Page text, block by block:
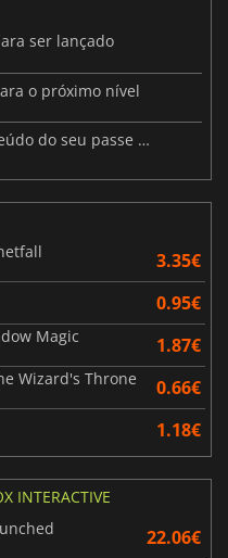
ser lançado
o próximo nível
Age of Wonders 4 revela o conteúdo do seu passe de expansão
3.35€
0.95€
Magic 1.87€
Wizard's Throne 0.66€
1.18€
INTERACTIVE
22.06€